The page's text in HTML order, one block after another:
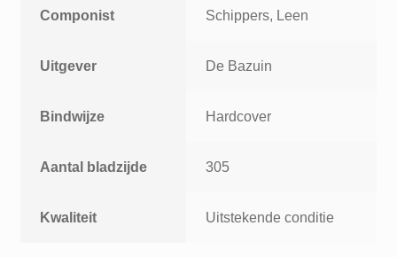
Componist Schippers, Leen
Uitgever De Bazuin
Bindwijze Hardcover
Aantal bladzijde 305
Kwaliteit Uitstekende conditie